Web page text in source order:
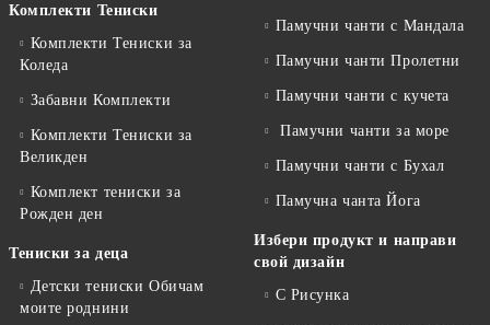
Комплекти Тениски
Комплекти Тениски за
Коледа
Забавни Комплекти
Комплекти Тениски за
Великден
Комплект тениски за
Рожден ден
Тениски за деца
Детски тениски Обичам
моите роднини
Памучни чанти с Мандала
Памучни чанти Пролетни
Памучни чанти с кучета
Памучни чанти за море
Памучни чанти с Бухал
Памучна чанта Йога
Избери продукт и направи
свой дизайн
С Рисунка